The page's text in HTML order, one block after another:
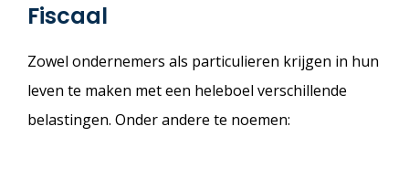
Fiscaal
Zowel ondernemers als particulieren krijgen in hun
leven te maken met een heleboel verschillende
belastingen. Onder andere te noemen: